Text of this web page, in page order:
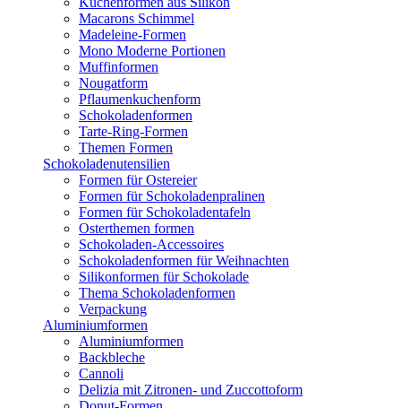
Macarons Schimmel
Madeleine-Formen
Mono Moderne Portionen
Muffinformen
Nougatform
Pflaumenkuchenform
Schokoladenformen
Tarte-Ring-Formen
Themen Formen
Schokoladenutensilien
Formen für Ostereier
Formen für Schokoladenpralinen
Formen für Schokoladentafeln
Osterthemen formen
Schokoladen-Accessoires
Schokoladenformen für Weihnachten
Silikonformen für Schokolade
Thema Schokoladenformen
Verpackung
Aluminiumformen
Aluminiumformen
Backbleche
Cannoli
Delizia mit Zitronen- und Zuccottoform